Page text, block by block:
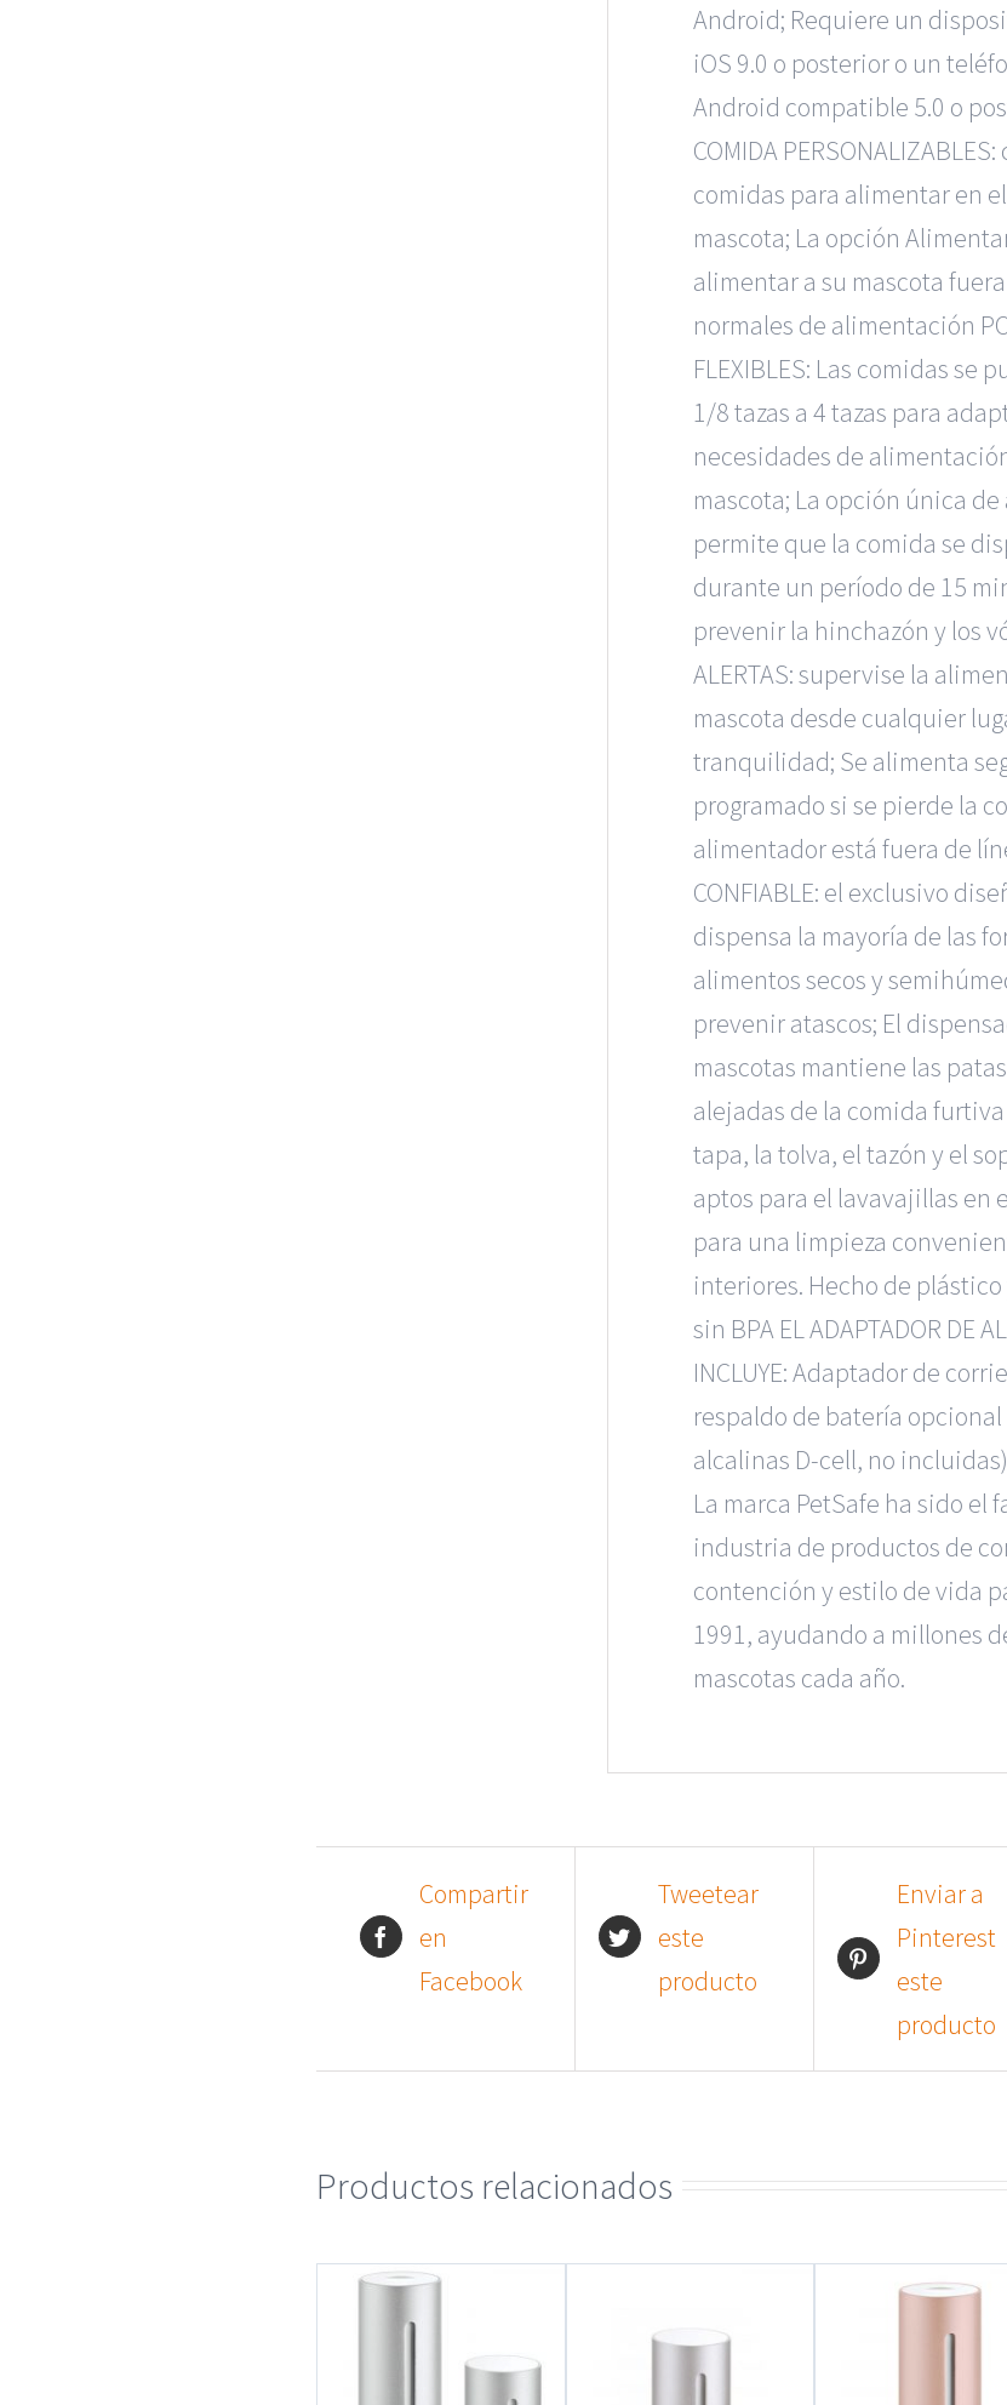
Android; Requiere un
iOS 9.0 o posterior o un
Android compatible 5.0 o
COMIDA
comidas para alimentar en
mascota; La opción
alimentar a su mascota
normales de alimentación
FLEXIBLES: Las comidas se
1/8 tazas a 4 tazas para
necesidades de
mascota; La opción única
permite que la comida se
durante un período de 15
prevenir la hinchazón y los
ALERTAS: supervise la
mascota desde cualquier
tranquilidad; Se alimenta
programado si se pierde la
alimentador está fuera de
CONFIABLE: el exclusivo
dispensa la mayoría de las
alimentos secos y
prevenir atascos; El
mascotas mantiene las
alejadas de la comida furtiva
tapa, la tolva, el tazón y el
aptos para el lavavajillas en
para una limpieza
interiores. Hecho de
sin BPA EL ADAPTADOR DE
INCLUYE: Adaptador de
respaldo de batería
alcalinas D-cell, no incluidas)
La marca PetSafe ha sido el
industria de productos de
contención y estilo de vida
1991, ayudando a millones
mascotas cada año.
Compartir
en
Facebook
Tweetear
este
producto
Enviar a
Pinterest
este
producto
Productos relacionados